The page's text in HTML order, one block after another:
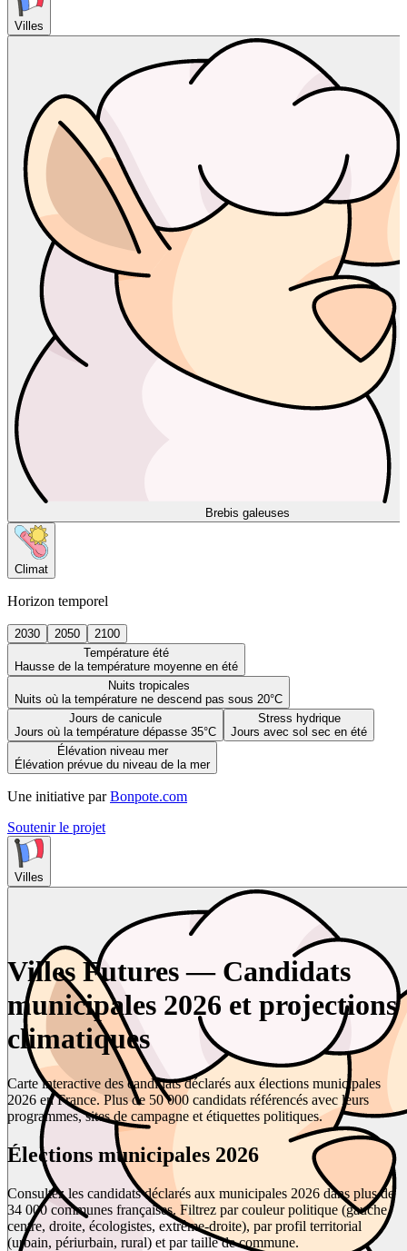
Villes
Brebis galeuses
Climat
Horizon temporel
2030 2050
2100
Température été
Hausse de la température moyenne en été
Nuits tropicales
Nuits où la température ne descend pas sous 20°C
Jours de canicule
Jours où la température dépasse 35°C
Stress hydrique
Jours avec sol sec en été
Élévation niveau mer
Élévation prévue du niveau de la mer
Une initiative par Bonpote.com
Soutenir le projet
Villes
Villes Futures — Candidats
municipales 2026 et projections
climatiques
Carte interactive des candidats déclarés aux élections municipales
2026 en France. Plus de 50 000 candidats référencés avec leurs
programmes, sites de campagne et étiquettes politiques.
Élections municipales 2026
Consultez les candidats déclarés aux municipales 2026 dans plus de
34 000 communes françaises. Filtrez par couleur politique (gauche,
centre, droite, écologistes, extrême-droite), par profil territorial
(urbain, périurbain, rural) et par taille de commune.